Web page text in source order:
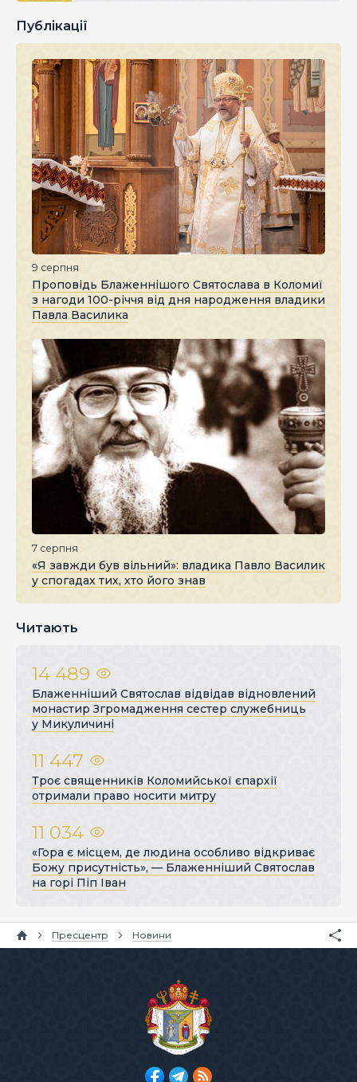
Публікації
9 серпня
Проповідь Блаженнішого Святослава в Коломиї
з нагоди 100-річчя від дня народження владики
Павла Василика
7 серпня
«Я завжди був вільний»: владика Павло Василик
у спогадах тих, хто його знав
Читають
14 489
Блаженніший Святослав відвідав відновлений
монастир Згромадження сестер служебниць
у Микуличині
11 447
Троє священників Коломийської єпархії
отримали право носити митру
11 034
«Гора є місцем, де людина особливо відкриває
Божу присутність», — Блаженніший Святослав
на горі Піп Іван
Пресцентр Новини